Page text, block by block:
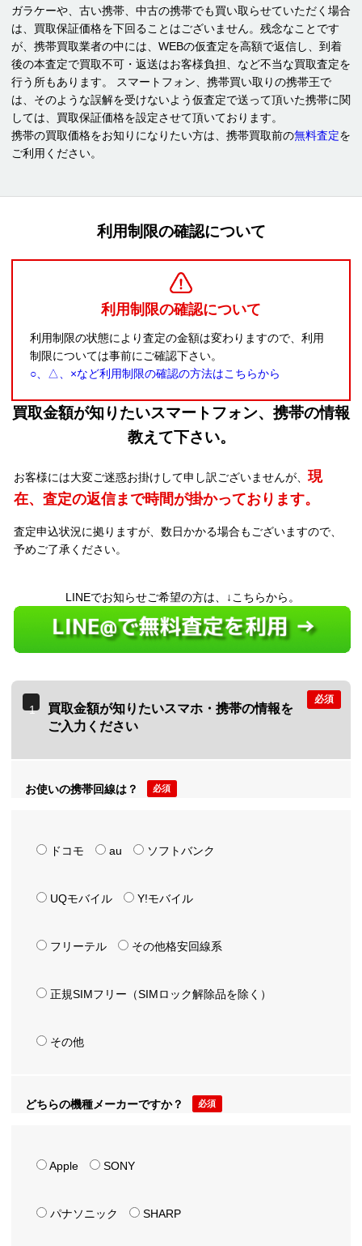
ガラケーや、古い携帯、中古の携帯でも買い取らせていただく場合
は、買取保証価格を下回ることはございません。残念なことです
が、携帯買取業者の中には、WEBの仮査定を高額で返信し、到着
後の本査定で買取不可・返送はお客様負担、など不当な買取査定を
行う所もあります。 スマートフォン、携帯買い取りの携帯王で
は、そのような誤解を受けないよう仮査定で送って頂いた携帯に関
しては、買取保証価格を設定させて頂いております。
携帯の買取価格をお知りになりたい方は、携帯買取前の無料査定を
ご利用ください。
利用制限の確認について
利用制限の確認について
利用制限の状態により査定の金額は変わりますので、利用
制限については事前にご確認下さい。
○、△、×など利用制限の確認の方法はこちらから
買取金額が知りたいスマートフォン、携帯の情報
教えて下さい。
お客様には大変ご迷惑お掛けして申し訳ございませんが、 現
在、査定の返信まで時間が掛かっております。
査定申込状況に拠りますが、数日かかる場合もございますので、
予めご了承ください。
LINEでお知らせご希望の方は、↓こちらから。
1
買取金額が知りたいスマホ・携帯の情報を
ご入力ください
必須
お使いの携帯回線は？ 必須
ドコモ au ソフトバンク
UQモバイル Y!モバイル
フリーテル その他格安回線系
正規SIMフリー（SIMロック解除品を除く）
その他
どちらの機種メーカーですか？ 必須
Apple SONY
パナソニック SHARP